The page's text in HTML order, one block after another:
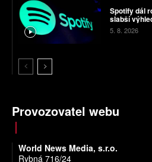
Spotify dál
slabší
5. 8. 2026
Provozovatel webu
World News Media, s.r.o.
Rybná 716/24